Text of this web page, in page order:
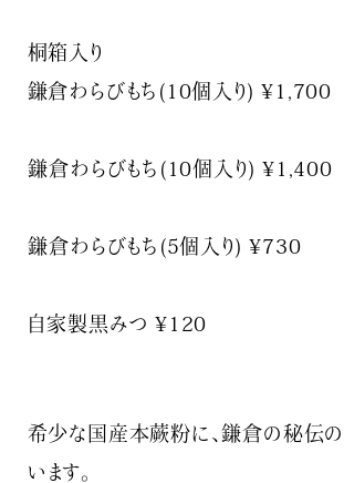
⁡桐箱入り⁡
⁡鎌倉わらびもち(10個入り) ¥1,700⁡⁡
⁡⁡鎌倉わらびもち(10個入り) ¥1,400⁡⁡
⁡⁡鎌倉わらびもち(5個入り) ¥730⁡
⁡自家製黒みつ ¥120
希少な国産本蕨粉に、鎌倉の秘伝
います。⁡